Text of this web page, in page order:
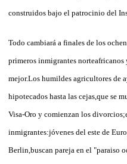
construidos bajo el patrocinio del
Todo cambiará a finales de los
primeros inmigrantes norteafricanos
mejor.Los humildes agricultores de
hipotecados hasta las cejas,que se
Visa-Oro y comienzan los
inmigrantes:jóvenes del este de
Berlin,buscan pareja en el "paraiso